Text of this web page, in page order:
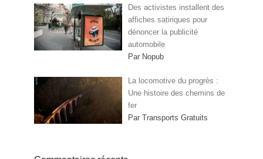
Des activistes installent des
affiches satiriques pour
dénoncer la publicité
automobile
Par Nopub
La locomotive du progrès :
Une histoire des chemins de
fer
Par Transports Gratuits